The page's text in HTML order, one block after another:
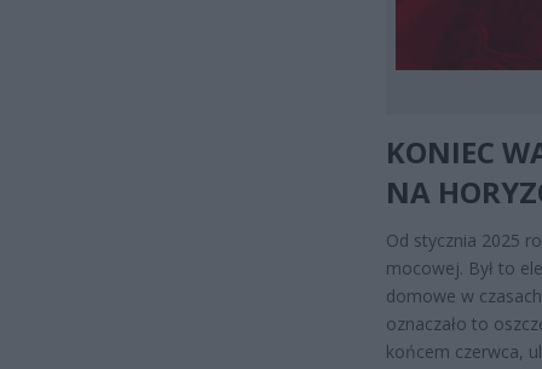
KONIEC
NA
Od stycznia 2025
mocowej. Był to
domowe w
oznaczało to
końcem czerwca,